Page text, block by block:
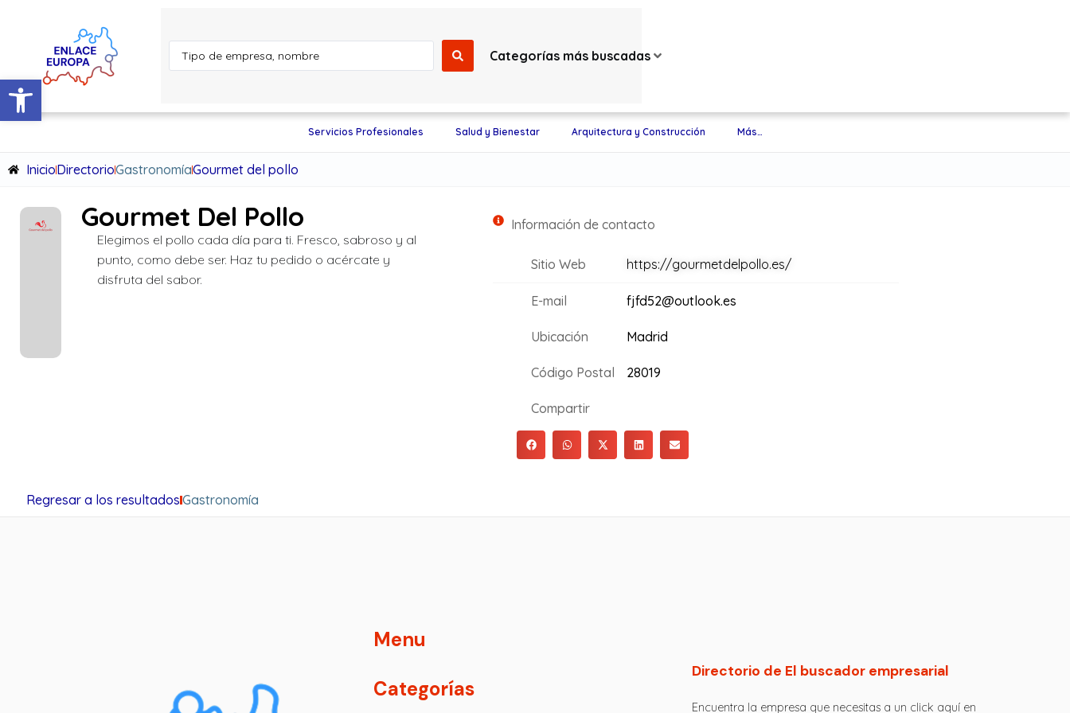
Abrir barra de herramientas
Categorías más buscadas
Servicios Profesionales Salud y Bienestar Arquitectura y Construcción Más…
InicioDirectorioGastronomíaGourmet del pollo
Gourmet Del Pollo
Elegimos el pollo cada día para ti. Fresco, sabroso y al
punto, como debe ser. Haz tu pedido o acércate y
disfruta del sabor.
Información de contacto
Sitio Web https://gourmetdelpollo.es/
E-mail fjfd52@outlook.es
Ubicación Madrid
Código Postal 28019
Compartir
Regresar a los resultadosGastronomía
Menu
Categorías
Directorio de El buscador empresarial
Encuentra la empresa que necesitas a un click aquí en